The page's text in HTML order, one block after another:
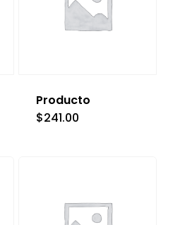
Producto
$241.00